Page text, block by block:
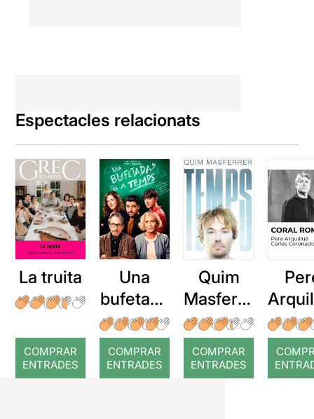
Espectacles relacionats
La truita
COMPRAR
ENTRADES
Una
bufetada
a temps
COMPRAR
ENTRADES
Quim
Masferre
r: Temps
COMPRAR
ENTRADES
: